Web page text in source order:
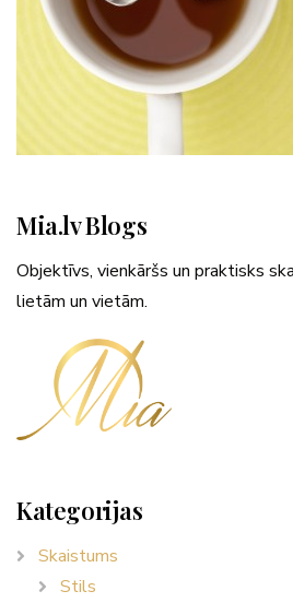
Mia.lv Blogs
Objektīvs, vienkāršs un praktisks
lietām un vietām.
Kategorijas
Skaistums
Stils